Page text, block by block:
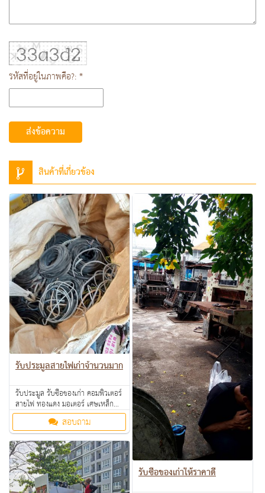
รหัสที่อยู่ในภาพคือ?: *
ส่งข้อความ
สินค้าที่เกี่ยวข้อง
รับประมูลสายไฟเก่าจำนวนมาก
รับประมูล รับซื้อของเก่า คอมพิวเตอร์
สายไฟ ทองแดง มอเตอร์ เศษเหล็ก
อลูมิเนียม คอมเพรสเซอร์ แอร์เก่า
ตามโรงงาน โรงแรม อพาร์ทเม้นท์ ให้
ราคาดี คุยง่าย จ่ายคล่อง รับซื้อเงินสด
ถึงที่ สนใจทักมาสอบถามหรือส่งรูป
มาสอบถามได้ค่ะ
สอบถาม
รับซื้อของเก่าให้ราคาดี